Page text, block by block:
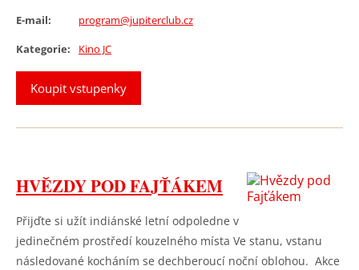
E-mail:
program@jupiterclub.cz
Kategorie:
Kino JC
Koupit vstupenky
HVĚZDY POD FAJŤÁKEM
Přijďte si užít indiánské letní odpoledne v
jedinečném prostředí kouzelného místa Ve stanu, vstanu
následované kocháním se dechberoucí noční oblohou. Akce